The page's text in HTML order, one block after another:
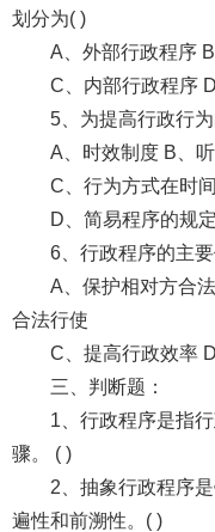
划分为( )
A、外部行政程序
C、内部行政程序
5、为提高行政行
A、时效制度 B、
C、行为方式在时
D、简易程序的规定
6、行政程序的主
A、保护相对方合
合法行使
C、提高行政效率
三、判断题：
1、行政程序是指
骤。 ( )
2、抽象行政程序
遍性和前溯性。( )